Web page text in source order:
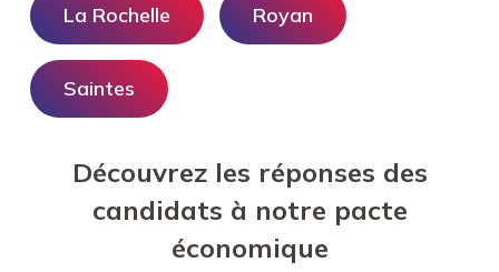
La Rochelle Royan
Saintes
Découvrez les réponses des
candidats à notre pacte
économique